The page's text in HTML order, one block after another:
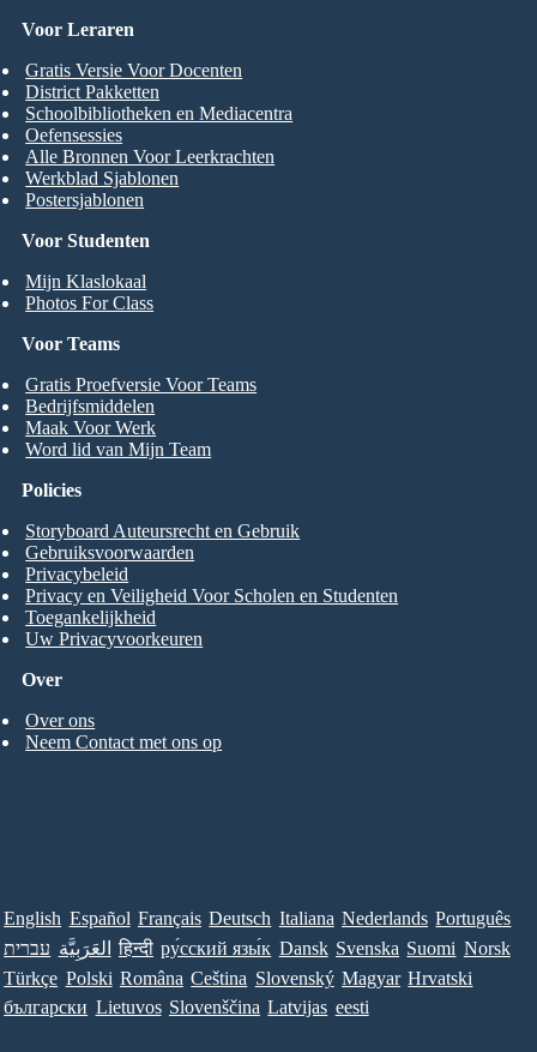
Voor Studenten
Mijn Klaslokaal
Photos For Class
Voor Leraren
Gratis Versie Voor Docenten
District Pakketten
Schoolbibliotheken en Mediacentra
Oefensessies
Alle Bronnen Voor Leerkrachten
Werkblad Sjablonen
Postersjablonen
Voor Teams
Gratis Proefversie Voor Teams
Bedrijfsmiddelen
Maak Voor Werk
Word lid van Mijn Team
Over
Over ons
Neem Contact met ons op
Policies
Storyboard Auteursrecht en Gebruik
Gebruiksvoorwaarden
Privacybeleid
Privacy en Veiligheid Voor Scholen en Studenten
Toegankelijkheid
Uw Privacyvoorkeuren
English Español Français Deutsch Italiana Nederlands Português
עברית العَرَبِيَّة हिन्दी ру́сский язы́к Dansk Svenska Suomi Norsk
Türkçe Polski Româna Ceština Slovenský Magyar Hrvatski
български Lietuvos Slovenščina Latvijas eesti